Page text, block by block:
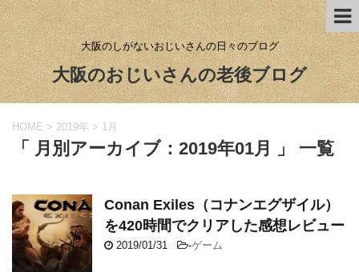
大阪のしがないおじいさんの日々のブログ
大阪のおじいさんの老後ブログ
HOME > 2019年 > 1月
「 月別アーカイブ：2019年01月 」 一覧
Conan Exiles（コナンエグザイル）
を420時間でクリアした感想レビュー
2019/01/31 -ゲーム